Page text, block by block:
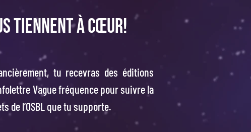
tiennent à cœur!
tu recevras des éditions
Vague fréquence pour suivre la
de l’OSBL que tu supporte.